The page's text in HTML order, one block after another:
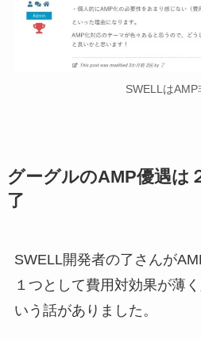
SWELLはAMP
グーグルのAMP優遇は
了
SWELL開発者の了さんが
１つとして費用対効果が薄
いう話がありました。